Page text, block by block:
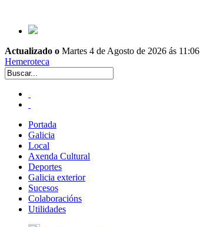
Actualizado o Martes 4 de Agosto de 2026 ás 11:06
Hemeroteca
Portada
Galicia
Local
Axenda Cultural
Deportes
Galicia exterior
Sucesos
Colaboracións
Utilidades